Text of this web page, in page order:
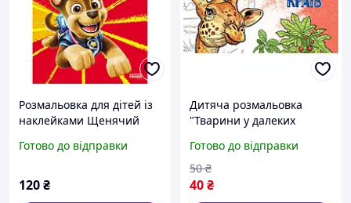
Розмальовка для дітей із
наклейками Щенячий
Готово до відправки
120₴
Дитяча розмальовка
"Тварини у далеких
продажу!
Готово до відправки
40₴
50 ₴